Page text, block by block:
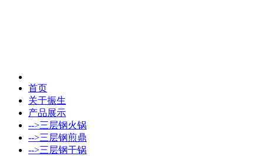
首页
关于振生
产品展示
-->三层钢火锅
-->三层钢煎鼎
-->三层钢干锅